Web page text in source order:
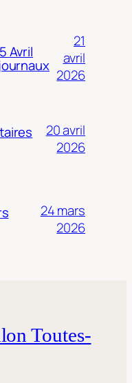
Avril
21
avril
2026
20 avril
2026
24 mars
2026
Toutes-